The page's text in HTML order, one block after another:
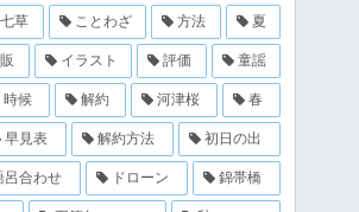
七草 ことわざ 方法 夏
イラスト 評価 童謡
時候 解約 河津桜 春
早見表 解約方法 初日の出
呂合わせ ドローン 錦帯橋